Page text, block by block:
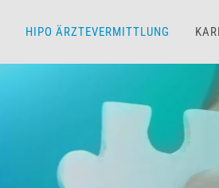
HIPO ÄRZTEVERMITTLUNG